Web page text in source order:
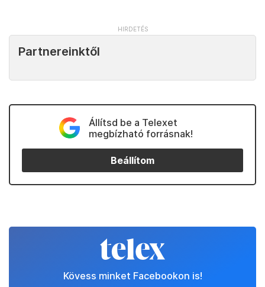
Partnereinktől
Állítsd be a Telexet
megbízható forrásnak!
Beállítom
Kövess minket Facebookon is!